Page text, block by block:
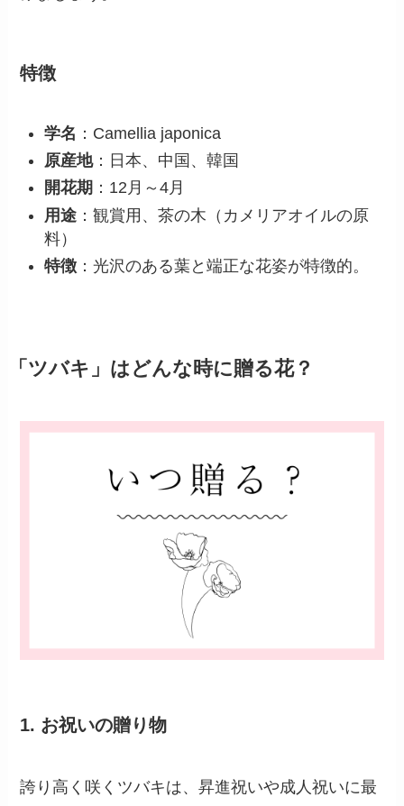
特徴
学名 ：Camellia japonica
原産地：日本、中国、韓国
開花期 ：12月～4月
用途 ：観賞用、茶の木（カメリアオイルの原
料）
特徴 ：光沢のある葉と端正な花姿が特徴的。
「ツバキ」はどんな時に贈る花？
1. お祝いの贈り物
誇り高く咲くツバキは、昇進祝いや成人祝いに最